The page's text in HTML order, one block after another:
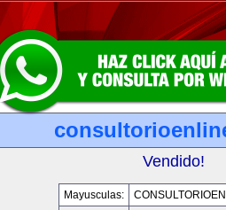
Vendido!
Mayusculas: